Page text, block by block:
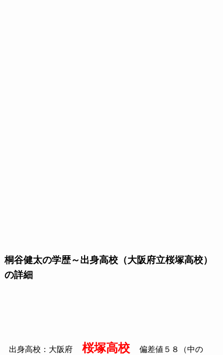
桐谷健太の学歴～出身高校（大阪府立桜塚高校）
の詳細
出身高校：大阪府 桜塚高校 偏差値５８（中の